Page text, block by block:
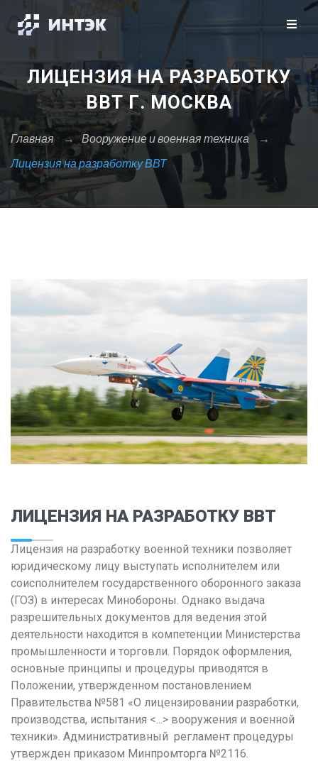
ЛИЦЕНЗИЯ НА РАЗРАБОТКУ
ВВТ Г. МОСКВА
Главная → Вооружение и военная техника
→
Лицензия на разработку ВВТ
ЛИЦЕНЗИЯ НА РАЗРАБОТКУ ВВТ
Лицензия на разработку военной техники позволяет
юридическому лицу выступать исполнителем или
соисполнителем государственного оборонного заказа
(ГОЗ) в интересах Минобороны. Однако выдача
разрешительных документов для ведения этой
деятельности находится в компетенции Министерства
промышленности и торговли. Порядок оформления,
основные принципы и процедуры приводятся в
Положении, утвержденном постановлением
Правительства №581 «О лицензировании разработки,
производства, испытания <...> вооружения и военной
техники». Административный регламент процедуры
утвержден приказом Минпромторга №2116.
Сбросить
Закрыть X
Москва
Санкт-Петербург
А
Архангельск
Астрахань
Б
Барнаул
Белгород
Волгоград
Воронеж
Е
Екатеринбург
И
Ижевск
К
Казань
Калининград
Калуга
Кемерово
Киров
Краснодар
Красноярск
Курган